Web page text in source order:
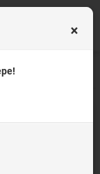
Мастика "В цвете по
×